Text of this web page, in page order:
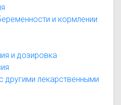
и кормлении
и дозировка
другими лекарственными